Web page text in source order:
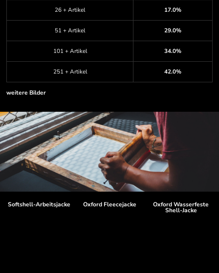
26 + Artikel 17.0%
51 + Artikel 29.0%
101 + Artikel 34.0%
251 + Artikel 42.0%
weitere Bilder
Softshell-Arbeitsjacke Oxford Fleecejacke Oxford Wasserfeste
Shell-Jacke